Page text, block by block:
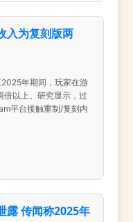
入为复刻版两
年期间，玩家在游
倍以上。研究显示，过
平台接触重制/复刻内
露 传闻称2025年